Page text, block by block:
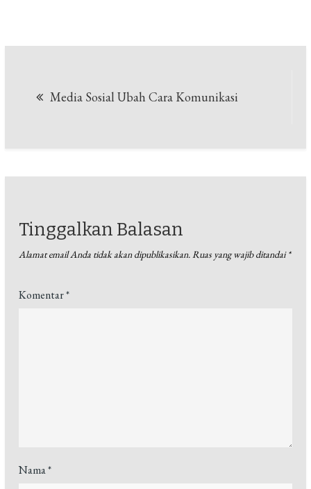
Media Sosial Ubah Cara Komunikasi
Tinggalkan Balasan
Alamat email Anda tidak akan dipublikasikan.Ruas yang wajib ditandai*
Komentar*
Nama*